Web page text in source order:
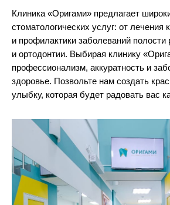
Клиника «Оригами» предлагает
стоматологических услуг: от лечения
и профилактики заболеваний
и ортодонтии. Выбирая клинику
профессионализм, аккуратность и
здоровье. Позвольте нам создать
улыбку, которая будет радовать вас